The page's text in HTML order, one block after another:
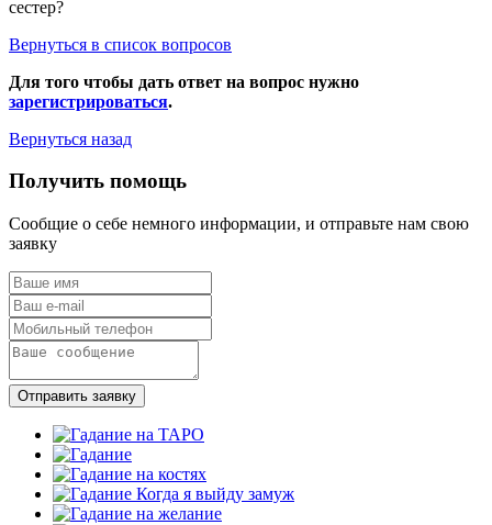
сестер?
Вернуться в список вопросов
Для того чтобы дать ответ на вопрос нужно
зарегистрироваться.
Вернуться назад
Получить помощь
Сообщие о себе немного информации, и отправьте нам свою
заявку
Отправить заявку